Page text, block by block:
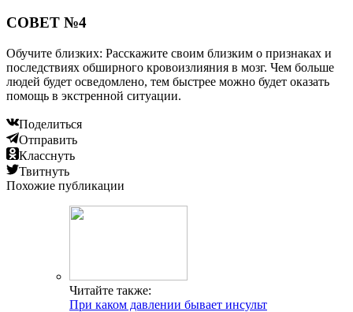
СОВЕТ №4
Обучите близких: Расскажите своим близким о признаках и
последствиях обширного кровоизлияния в мозг. Чем больше
людей будет осведомлено, тем быстрее можно будет оказать
помощь в экстренной ситуации.
Поделиться
Отправить
Класснуть
Твитнуть
Похожие публикации
Читайте также:
При каком давлении бывает инсульт